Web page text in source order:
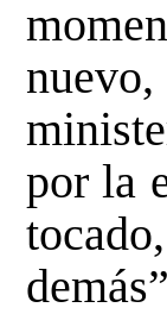
por la